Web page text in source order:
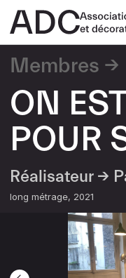
Membres
ON
POUR
Réalisateur →
long métrage 2021